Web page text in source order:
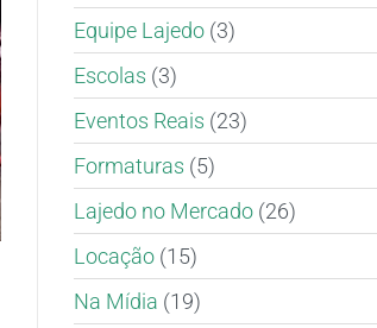
Equipe Lajedo(3)
Escolas (3)
Eventos Reais (23)
Formaturas (5)
Lajedo no Mercado(26)
Locação(15)
Na Mídia (19)